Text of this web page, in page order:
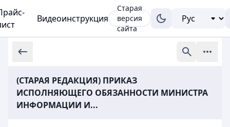
Видеоинструкция
Старая
версия
сайта
(СТАРАЯ РЕДАКЦИЯ) ПРИКАЗ
ИСПОЛНЯЮЩЕГО ОБЯЗАННОСТИ МИНИСТРА
ИНФОРМАЦИИ И...